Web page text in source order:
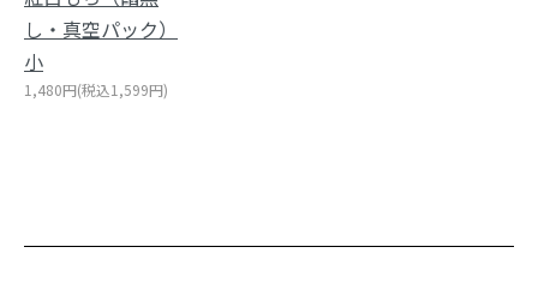
し・真空パック）
小
1,480円(税込1,599円)